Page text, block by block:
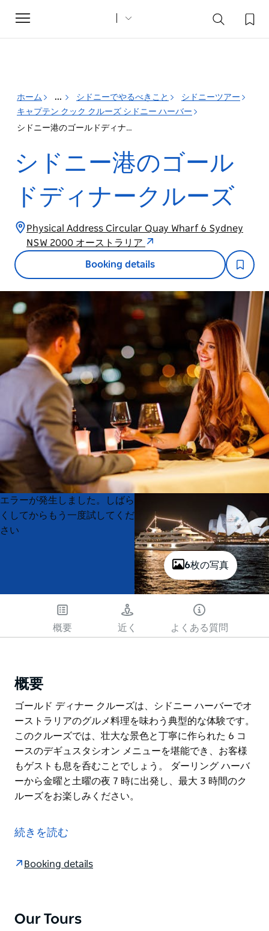
Toggle
navigation
ホーム ... シドニーでやるべきこと
シドニーツアー
キャプテン クック クルーズ シドニー ハーバー
シドニー港のゴールドディナークルーズ
シドニー港のゴール
ドディナークルーズ
Physical Address Circular Quay Wharf 6 Sydney
NSW 2000 オーストラリア
Booking details
6枚の写真
Product
List
Product
List
エラーが発生しました。しばら
くしてからもう一度試してくだ
さい
概要 近く よくある質問
概要
ゴールド ディナー クルーズは、シドニー ハーバーでオ
ーストラリアのグルメ料理を味わう典型的な体験です。
このクルーズでは、壮大な景色と丁寧に作られた 6 コ
ースのデギュスタシオン メニューを堪能でき、お客様
もゲストも息を呑むことでしょう。 ダーリング ハーバ
ーから金曜と土曜の夜 7 時に出発し、最大 3 時間のク
ルーズをお楽しみください。
ーストラリアのグルメ料理を味わう典型的な体験です。
ースのデギュスタシオン メニューを堪能でき、お客様
し、最大 3 時間のクルーズをお楽しみください。
続きを読む
Booking details
Our Tours